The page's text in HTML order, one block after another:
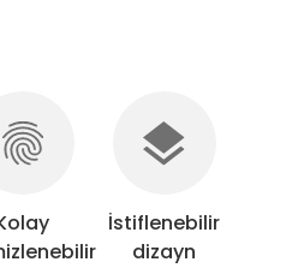
İstiflenebilir
dizayn